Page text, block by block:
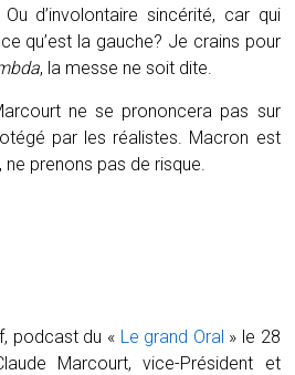
d’involontaire sincérité, car qui
qu’est la gauche? Je crains pour
, la messe ne soit dite.
ne se prononcera pas sur
par les réalistes. Macron est
prenons pas de risque.
podcast du « Le grand Oral » le 28
Marcourt, vice-Président et